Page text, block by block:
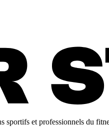
sportifs et professionnels du